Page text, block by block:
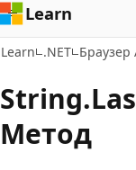
Learn
Learn .NET Браузер
String.
Метод